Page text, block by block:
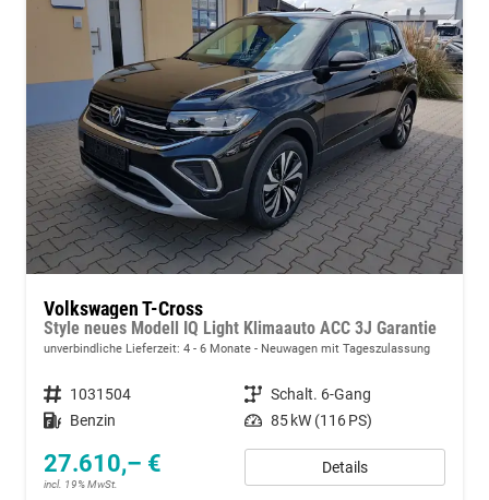
Volkswagen T-Cross
Style neues Modell IQ Light Klimaauto ACC 3J Garantie
unverbindliche Lieferzeit: 4 - 6 Monate Neuwagen mit Tageszulassung
Fahrzeugnummer 1031504 Getriebe Schalt. 6-Gang
Kraftstoff Benzin Leistung 85 kW (116 PS)
27.610,– €
incl. 19% MwSt.
Details